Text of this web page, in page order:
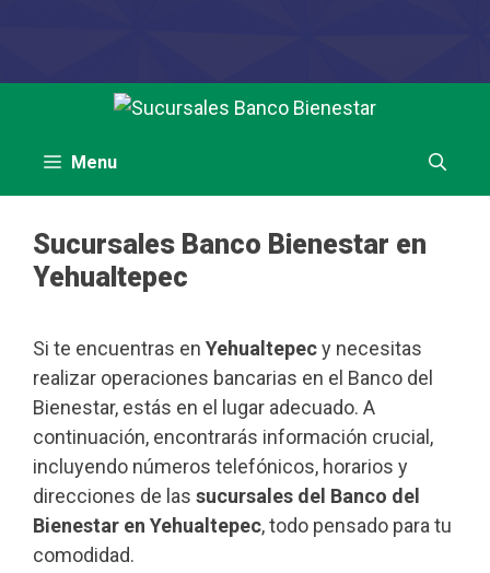
contenidoMenu
Sucursales Banco Bienestar en
Yehualtepec
Si te encuentras en Yehualtepecy necesitas
realizar operaciones bancarias en el Banco del
Bienestar, estás en el lugar adecuado. A
continuación, encontrarás información crucial,
incluyendo números telefónicos, horarios y
direcciones de las sucursales del Banco del
Bienestar en Yehualtepec, todo pensado para tu
comodidad.